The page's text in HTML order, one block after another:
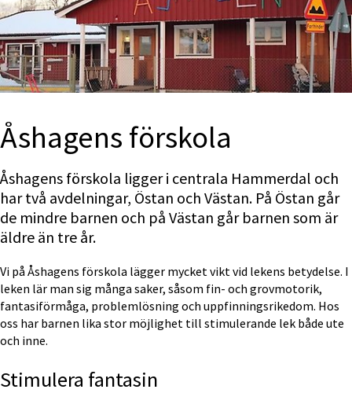
Åshagens förskola
Åshagens förskola ligger i centrala Hammerdal och
har två avdelningar, Östan och Västan. På Östan går
de mindre barnen och på Västan går barnen som är
äldre än tre år.
Vi på Åshagens förskola lägger mycket vikt vid lekens betydelse. I
leken lär man sig många saker, såsom fin- och grovmotorik,
fantasiförmåga, problemlösning och uppfinningsrikedom. Hos
oss har barnen lika stor möjlighet till stimulerande lek både ute
och inne.
Stimulera fantasin